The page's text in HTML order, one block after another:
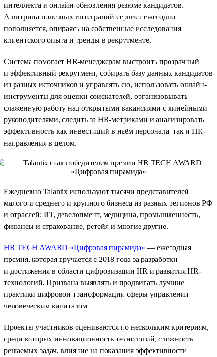
интеллекта и онлайн-обновления резюме кандидатов.
А витрина полезных интеграций сервиса ежегодно
пополняется, опираясь на собственные исследования
клиентского опыта и тренды в рекрутменте.
Система помогает HR-менеджерам выстроить прозрачный
и эффективный рекрутмент, собирать базу данных кандидатов
из разных источников и управлять ею, использовать онлайн-
инструменты для оценки соискателей, организовывать
слаженную работу над открытыми вакансиями с линейными
руководителями, следить за HR-метриками и анализировать
эффективность как инвестиций в наём персонала, так и HR-
направления в целом.
Ежедневно Talantix используют тысячи представителей
малого и среднего и крупного бизнеса из разных регионов РФ
и отраслей: ИТ, девелопмент, медицина, промышленность,
финансы и страхование, ретейл и многие другие.
HR TECH AWARD «Цифровая пирамида» — ежегодная
премия, которая вручается с 2018 года за разработки
и достижения в области цифровизации HR и развития HR-
технологий. Призвана выявлять и продвигать лучшие
практики цифровой трансформации сферы управления
человеческим капиталом.
Проекты участников оцениваются по нескольким критериям,
среди которых инновационность технологий, сложность
решаемых задач, влияние на показания эффективности